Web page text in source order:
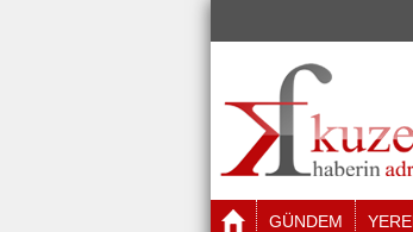
GÜNDEM